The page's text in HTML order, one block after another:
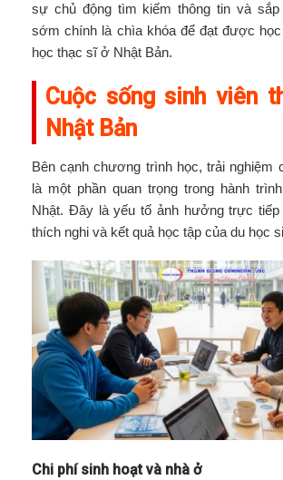
sự chủ động tìm kiếm thông tin và
sớm chính là chìa khóa để đạt được
học thạc sĩ ở Nhật Bản.
Cuộc sống sinh viên
Nhật Bản
Bên cạnh chương trình học, trải nghiệm
là một phần quan trọng trong hành
Nhật. Đây là yếu tố ảnh hưởng trực
thích nghi và kết quả học tập của du học
Chi phí sinh hoạt và nhà ở